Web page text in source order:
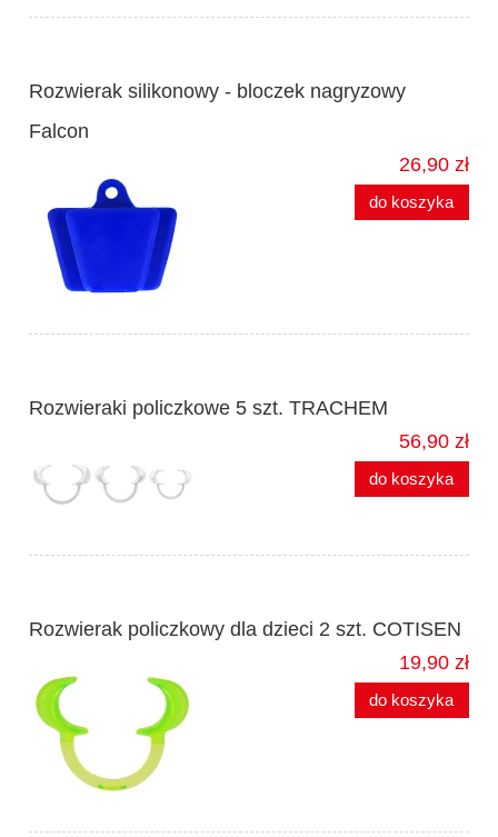
Rozwierak silikonowy - bloczek nagryzowy
Falcon
26,90 zł
do koszyka
Rozwieraki policzkowe 5 szt. TRACHEM
56,90 zł
do koszyka
Rozwierak policzkowy dla dzieci 2 szt. COTISEN
19,90 zł
do koszyka